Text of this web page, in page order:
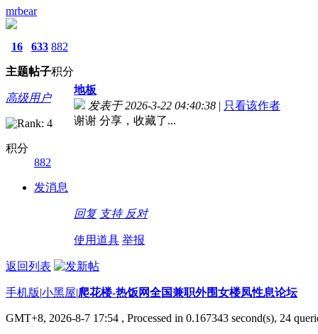
mrbear
16
主题
633
帖子
882
积分
高级用户
积分
882
发消息
地板
发表于 2026-3-22 04:40:38 | 只看该作者
谢谢 分享，收藏了...
回复 支持 反对
使用道具 举报
返回列表
手机版|小黑屋|爬花楼-热饭网全国兼职外围女楼凤性息论坛
GMT+8, 2026-8-7 17:54 , Processed in 0.167343 second(s), 24